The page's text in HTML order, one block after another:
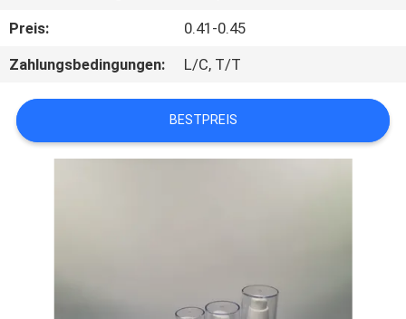
QUALITÄTSKONTROLLE
TRETEN
SIE
MIT
FORDERN
Preis:
0.41-0.45
Zahlungsbedingungen:
L/C, T/T
BESTPREIS